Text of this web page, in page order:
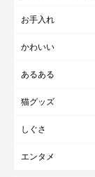
お手入れ
かわいい
あるある
猫グッズ
しぐさ
エンタメ